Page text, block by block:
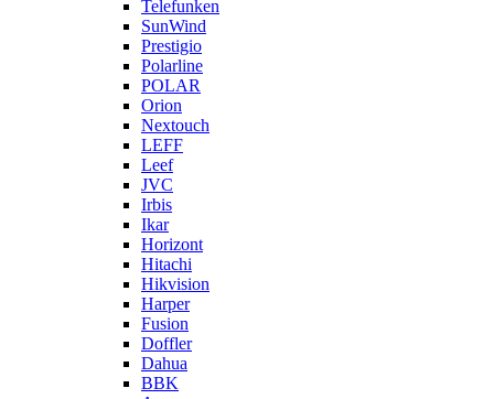
Telefunken
SunWind
Prestigio
Polarline
POLAR
Orion
Nextouch
LEFF
Leef
JVC
Irbis
Ikar
Horizont
Hitachi
Hikvision
Harper
Fusion
Doffler
Dahua
BBK